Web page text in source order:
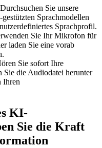
Durchsuchen Sie unsere
Sprachmodellen
Sprachprofil.
Sie Ihr Mikrofon für
laden Sie eine vorab
Sie sofort Ihre
Sie die Audiodatei herunter
Ihren
KI-
Sie die Kraft